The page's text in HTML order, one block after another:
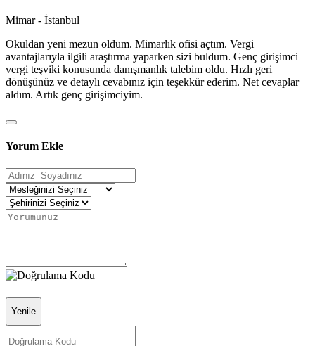
Mimar - İstanbul
Okuldan yeni mezun oldum. Mimarlık ofisi açtım. Vergi
avantajlarıyla ilgili araştırma yaparken sizi buldum. Genç girişimci
vergi teşviki konusunda danışmanlık talebim oldu. Hızlı geri
dönüşünüz ve detaylı cevabınız için teşekkür ederim. Net cevaplar
aldım. Artık genç girişimciyim.
Yorum Ekle
Yenile